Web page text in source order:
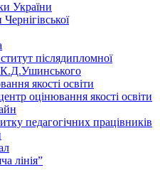
України
післядипломної
К.Д.Ушинського
якості освіти
оцінювання якості освіти
педагогічних працівників
лінія”